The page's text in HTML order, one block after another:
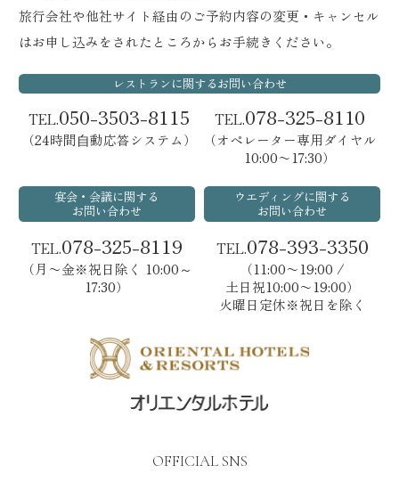
旅行会社や他社サイト経由のご予約内容の変更・キャンセル
はお申し込みをされたところからお手続きください。
レストランに関するお問い合わせ
TEL.050-3503-8115
（24時間⾃動応答システム）
TEL.078-325-8110
（オペレーター専用ダイヤル
10:00〜17:30）
宴会・会議に関する
お問い合わせ
TEL.078-325-8119
（月〜金※祝日除く 10:00～
17:30）
ウエディングに関する
お問い合わせ
TEL.078-393-3350
（11:00〜19:00 /
土日祝10:00〜19:00）
火曜日定休※祝日を除く
OFFICIAL SNS